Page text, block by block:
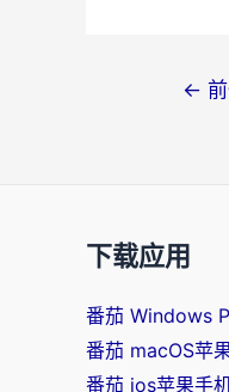
←
下载应用
番茄 Windows
番茄 macOS苹
番茄 ios苹果手